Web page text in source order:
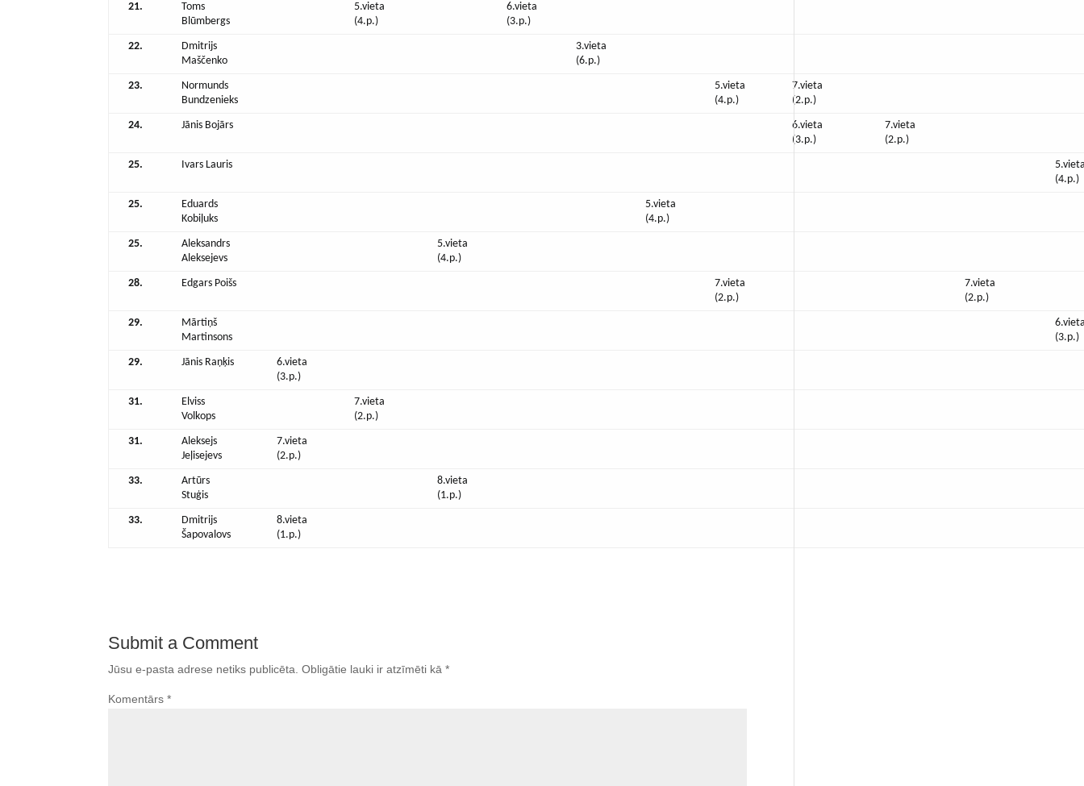
21.
Toms
Blūmbergs
5.vieta
(4.p.)
6.vieta
(3.p.)
22.
Dmitrijs
Maščenko
3.vieta
(6.p.)
23.
Normunds
Bundzenieks
5.vieta
(4.p.)
7.vieta
(2.p.)
24. Jānis Bojārs
6.vieta
(3.p.)
7.vieta
(2.p.)
25. Ivars Lauris
(4.p.)
25.
Eduards
Kobiļuks
5.vieta
(4.p.)
25.
Aleksandrs
Aleksejevs
5.vieta
(4.p.)
28. Edgars Poišs
7.vieta
(2.p.)
7.vieta
(2.p.)
29.
Mārtiņš
Martinsons
(3.p.)
29. Jānis Raņķis
6.vieta
(3.p.)
31.
Elviss
Volkops
7.vieta
(2.p.)
31.
Aleksejs
Jeļisejevs
7.vieta
(2.p.)
33.
Artūrs
Stuģis
8.vieta
(1.p.)
33.
Dmitrijs
Šapovalovs
8.vieta
(1.p.)
Submit a Comment
Jūsu e-pasta adrese netiks publicēta. Obligātie lauki ir atzīmēti kā*
Komentārs*